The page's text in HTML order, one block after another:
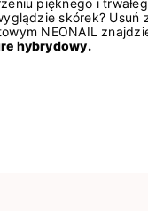
skórek? Usuń
NEONAIL
hybrydowy.